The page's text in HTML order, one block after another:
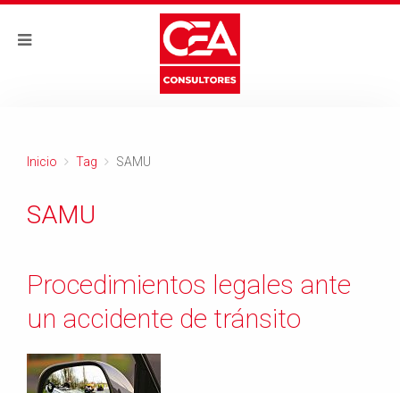
Inicio Tag SAMU
SAMU
Procedimientos legales ante
un accidente de tránsito